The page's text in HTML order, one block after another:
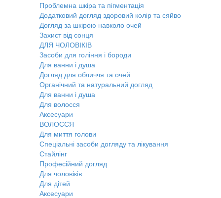
Проблемна шкіра та пігментація
Додатковий догляд здоровий колір та сяйво
Догляд за шкірою навколо очей
Захист від сонця
ДЛЯ ЧОЛОВІКІВ
Засоби для гоління і бороди
Для ванни і душа
Догляд для обличчя та очей
Органічний та натуральний догляд
Для ванни і душа
Для волосся
Аксесуари
ВОЛОССЯ
Для миття голови
Спеціальні засоби догляду та лікування
Стайлінг
Професійний догляд
Для чоловіків
Для дітей
Аксесуари